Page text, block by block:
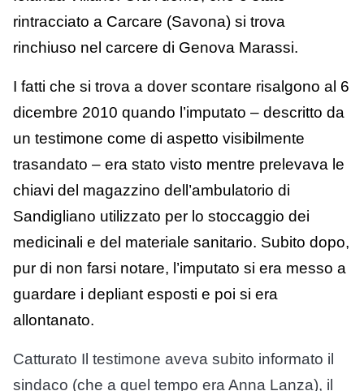
rintracciato a Carcare (Savona) si trova
rinchiuso nel carcere di Genova Marassi.
I fatti che si trova a dover scontare risalgono al 6
dicembre 2010 quando l’imputato – descritto da
un testimone come di aspetto visibilmente
trasandato – era stato visto mentre prelevava le
chiavi del magazzino dell’ambulatorio di
Sandigliano utilizzato per lo stoccaggio dei
medicinali e del materiale sanitario. Subito dopo,
pur di non farsi notare, l’imputato si era messo a
guardare i depliant esposti e poi si era
allontanato.
Catturato Il testimone aveva subito informato il
sindaco (che a quel tempo era Anna Lanza), il